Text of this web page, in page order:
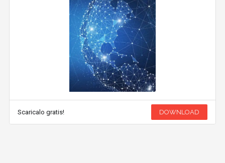
Scaricalo gratis! DOWNLOAD